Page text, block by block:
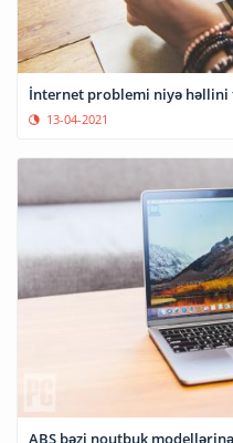
İnternet problemi niyə həllini
13-04-2021
ABŞ bəzi noutbuk